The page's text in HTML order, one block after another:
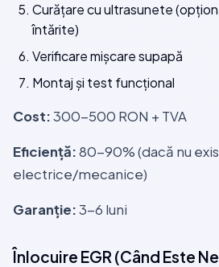
Curățare cu ultrasunete
întărite)
Verificare mișcare supapă
Montaj și test funcțional
Cost:300-500 RON + TVA
Eficiență:80-90% (dacă nu
electrice/mecanice)
Garanție:3-6 luni
Înlocuire EGR (Când Este